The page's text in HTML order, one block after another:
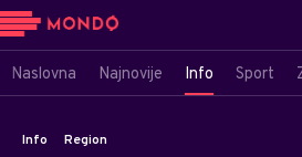
Naslovna Najnovije Info Sport
Info Region